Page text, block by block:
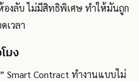
องลับ ไม่มีสิทธิพิเศษ ทำให้มันถูก
เวลา
มง
Smart Contract ทำงานแบบไม่